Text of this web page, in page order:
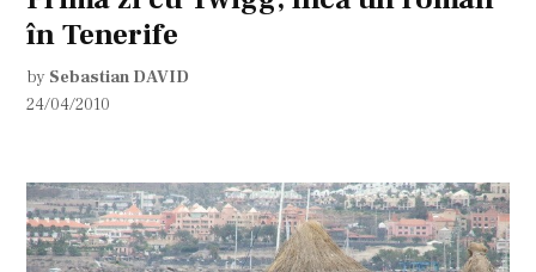
în Tenerife
by Sebastian DAVID
24/04/2010